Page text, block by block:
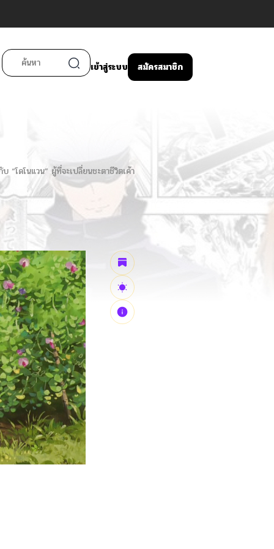
เข้าสู่ระบบ สมัครสมาชิก
“โดโนแวน” ผู้ที่จะเปลี่ยนชะตาชีวิตเค้า